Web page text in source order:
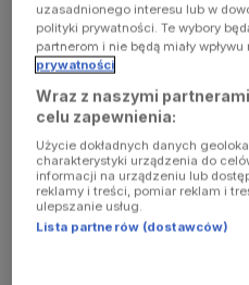
browser
console for
more
information)
uzasadnionego interesu lub w
polityki prywatności. Te wybory
partnerom i nie będą miały
prywatności
Wraz z naszymi
celu zapewnienia:
Użycie dokładnych danych
charakterystyki urządzenia do
informacji na urządzeniu lub
reklamy i treści, pomiar reklam i
ulepszanie usług.
Lista partnerów (dostawców)